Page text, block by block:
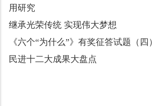
用研究
继承光荣传统 实现伟大梦想
《六个“为什么”》有奖征答试题（四）
民进十二大成果大盘点